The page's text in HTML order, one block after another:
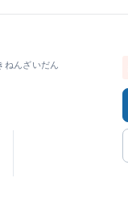
ねんざいだん